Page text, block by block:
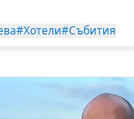
#Хотели#Събития